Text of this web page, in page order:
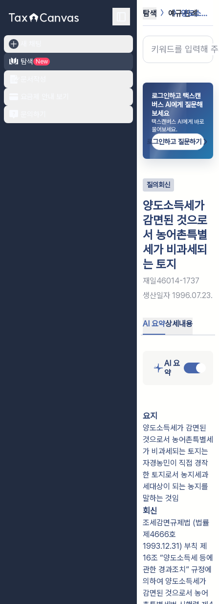
탐색
New
탐색 예규·판례 양도소득세가 감면된 것으로서 농어촌특...
로그인하고 택스캔
버스 AI에게 질문해
보세요
택스캔버스 AI에게 바로
물어보세요.
로그인하고 질문하기
질의회신
양도소득세가
감면된 것으로
서 농어촌특별
세가 비과세되
는 토지
재일46014-1737
생산일자 1996.07.23.
AI 요약상세내용
AI 요
약
요지
양도소득세가 감면된
것으로서 농어촌특별세
가 비과세되는 토지는
자경농민이 직접 경작
한 토지로서 농지세과
세대상이 되는 농지를
말하는 것임
회신
조세감면규제법 (법률
제4666호
1993.12.31) 부칙 제
16조 “양도소득세 등에
관한 경과조치” 규정에
의하여 양도소득세가
감면된 것으로서 농어